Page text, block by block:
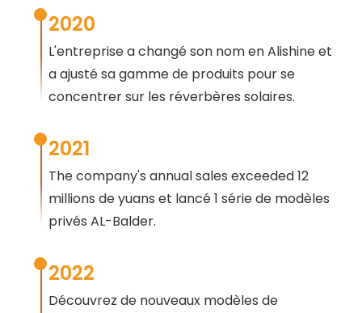
2020
L'entreprise a changé son nom en Alishine et
a ajusté sa gamme de produits pour se
concentrer sur les réverbères solaires.
2021
The company's annual sales exceeded12
millions de yuans et lancé 1 série de modèles
privés AL-Balder.
2022
Découvrez de nouveaux modèles de